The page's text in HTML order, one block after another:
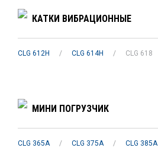
КАТКИ ВИБРАЦИОННЫЕ
CLG 612H / CLG 614H / CLG 618
МИНИ ПОГРУЗЧИК
CLG 365A / CLG 375A / CLG 385A